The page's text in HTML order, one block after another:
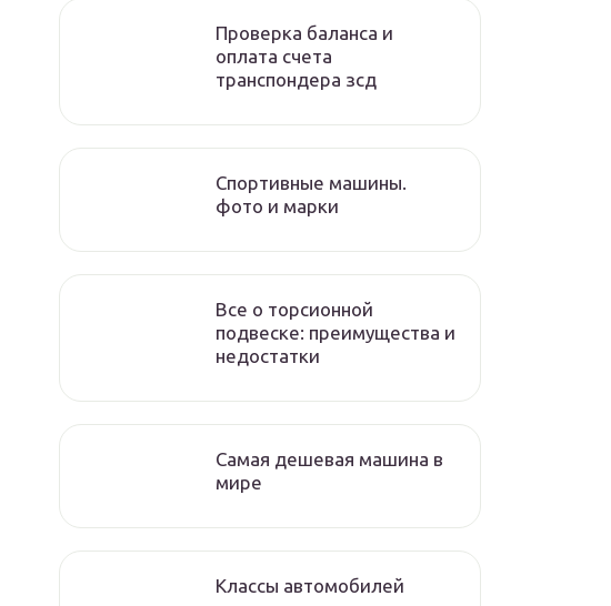
Проверка баланса и
оплата счета
транспондера зсд
Спортивные машины.
фото и марки
Все о торсионной
подвеске: преимущества и
недостатки
Самая дешевая машина в
мире
Классы автомобилей